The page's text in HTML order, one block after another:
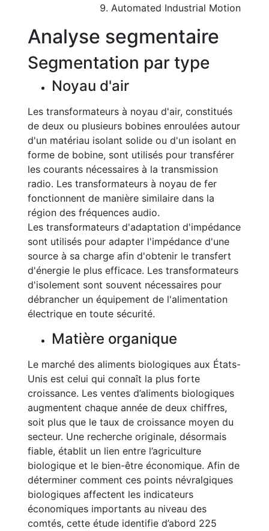
Automated Industrial Motion
Analyse segmentaire
Segmentation par type
Noyau d'air
Les transformateurs à noyau d'air, constitués
de deux ou plusieurs bobines enroulées autour
d'un matériau isolant solide ou d'un isolant en
forme de bobine, sont utilisés pour transférer
les courants nécessaires à la transmission
radio. Les transformateurs à noyau de fer
fonctionnent de manière similaire dans la
région des fréquences audio.
Les transformateurs d'adaptation d'impédance
sont utilisés pour adapter l'impédance d'une
source à sa charge afin d'obtenir le transfert
d'énergie le plus efficace. Les transformateurs
d'isolement sont souvent nécessaires pour
débrancher un équipement de l'alimentation
électrique en toute sécurité.
Matière organique
Le marché des aliments biologiques aux États-
Unis est celui qui connaît la plus forte
croissance. Les ventes d’aliments biologiques
augmentent chaque année de deux chiffres,
soit plus que le taux de croissance moyen du
secteur. Une recherche originale, désormais
fiable, établit un lien entre l’agriculture
biologique et le bien-être économique. Afin de
déterminer comment ces points névralgiques
biologiques affectent les indicateurs
économiques importants au niveau des
comtés, cette étude identifie d’abord 225